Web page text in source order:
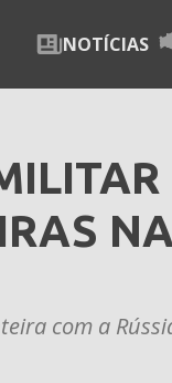
NOTÍCIAS
NA
com a